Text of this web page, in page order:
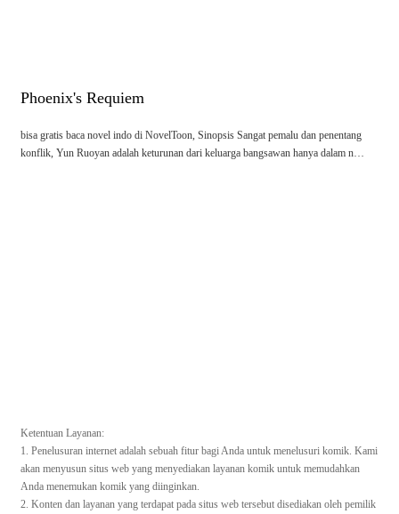
Phoenix's Requiem
bisa gratis baca novel indo di NovelToon, Sinopsis Sangat pemalu dan penentang
konflik, Yun Ruoyan adalah keturunan dari keluarga bangsawan hanya dalam nam
Ketentuan Layanan:
1. Penelusuran internet adalah sebuah fitur bagi Anda untuk menelusuri komik. Kami
akan menyusun situs web yang menyediakan layanan komik untuk memudahkan
Anda menemukan komik yang diinginkan.
2. Konten dan layanan yang terdapat pada situs web tersebut disediakan oleh pemilik